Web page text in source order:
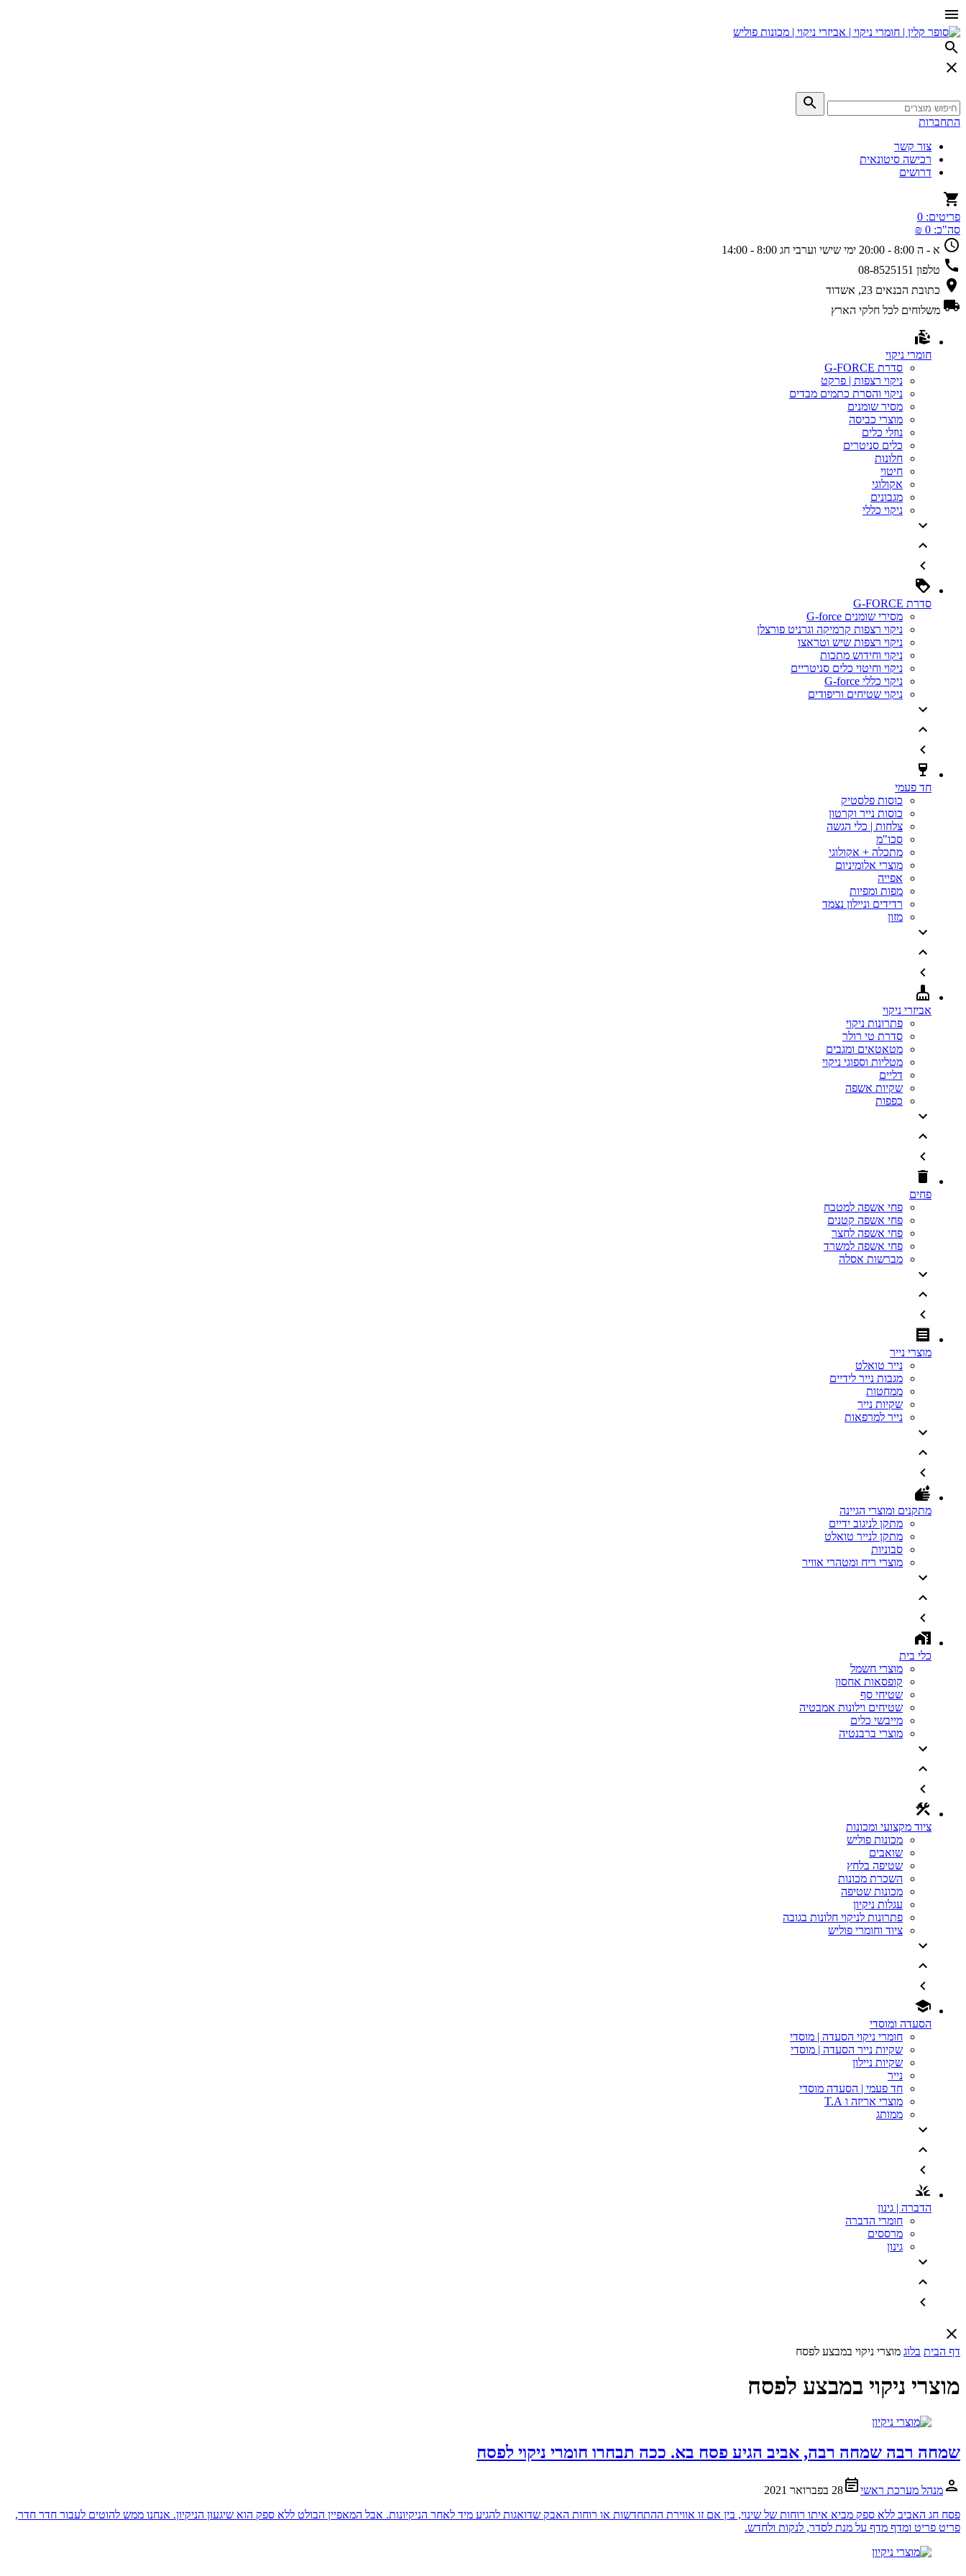
התחברות
צור קשר
רכישה סיטונאית
דרושים
פריטים: 0
סה"כ: 0 ₪
א - ה 8:00 - 20:00
ימי שישי וערבי חג 8:00 - 14:00
טלפון 08-8525151
כתובת הבנאים 23, אשדוד
משלוחים לכל חלקי הארץ
חומרי ניקוי
סדרת G-FORCE
ניקוי רצפות | פרקט
ניקוי והסרת כתמים מבדים
מסיר שומנים
מוצרי כביסה
נוזלי כלים
כלים סניטרים
חלונות
חיטוי
אקולוגי
מגבונים
ניקוי כללי
סדרת G-FORCE
מסירי שומנים G-force
ניקוי רצפות קרמיקה וגרניט פורצלן
ניקוי רצפות שיש וטראצו
ניקוי וחידוש מתכות
ניקוי וחיטוי כלים סניטריים
ניקוי כללי G-force
ניקוי שטיחים וריפודים
חד פעמי
כוסות פלסטיק
כוסות נייר וקרטון
צלחות | כלי הגשה
סכו"מ
מתכלה + אקולוגי
מוצרי אלומיניום
אפייה
מפות ומפיות
רדידים וניילון נצמד
מזון
אביזרי ניקוי
פתרונות ניקוי
סדרת טי רולר
מטאטאים ומגבים
מטליות וספוגי ניקוי
דליים
שקיות אשפה
כפפות
פחים
פחי אשפה למטבח
פחי אשפה קטנים
פחי אשפה לחצר
פחי אשפה למשרד
מברשות אסלה
מוצרי נייר
נייר טואלט
מגבות נייר לידיים
ממחטות
שקיות נייר
נייר למרפאות
מתקנים ומוצרי הגיינה
מתקן לניגוב ידיים
מתקן לנייר טואלט
סבוניות
מוצרי ריח ומטהרי אוויר
כלי בית
מוצרי חשמל
קופסאות אחסון
שטיחי סף
שטיחים וילונות אמבטיה
מייבשי כלים
מוצרי ברבנטיה
ציוד מקצועי ומכונות
מכונות פוליש
שואבים
שטיפה בלחץ
השכרת מכונות
מכונות שטיפה
עגלות ניקיון
פתרונות לניקוי חלונות בגובה
ציוד וחומרי פוליש
הסעדה ומוסדי
חומרי ניקוי הסעדה | מוסדי
שקיות נייר הסעדה | מוסדי
שקיות ניילון
נייר
חד פעמי | הסעדה מוסדי
מוצרי אריזה ו T.A
ממותג
הדברה | גינון
חומרי הדברה
מרססים
גינון
דף הבית בלוג מוצרי ניקוי במבצע לפסח
מוצרי ניקוי במבצע לפסח
שמחה רבה שמחה רבה, אביב הגיע פסח בא. ככה תבחרו חומרי ניקוי לפסח
מנהל מערכת ראשי
28 בפברואר 2021
פסח חג האביב ללא ספק מביא איתו רוחות של שינוי, בין אם זו אווירת ההתחדשות או רוחות האבק שדואגות להגיע מיד לאחר הניקיונות. אבל המאפיין הבולט ללא ספק הוא שיגעון הניקיון. אנחנו ממש להוטים לעבור חדר חדר,
פריט פריט ומדף מדף על מנת לסדר, לנקות ולחדש.